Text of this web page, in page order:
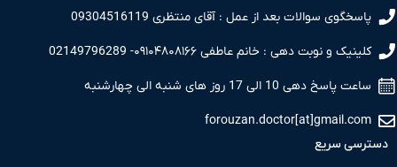
پاسخگوی سوالات بعد از عمل : آقای منتظری 09304516119
کلینیک و نوبت دهی : خانم عاطفی ۰۹۱۰۴۸۰۸۱۶۶- 02149796289
ساعت پاسخ دهی 10 الی 17 روز های شنبه الی چهارشنبه
forouzan.doctor[at]gmail.com
دسترسی سریع